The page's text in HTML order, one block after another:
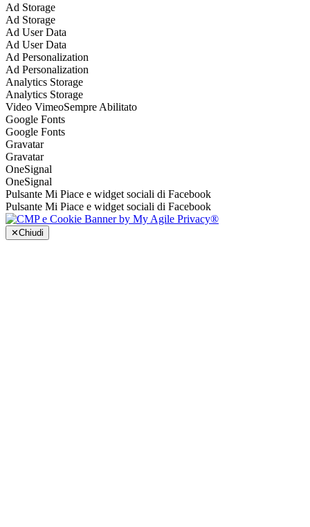
Ad Storage
Ad Storage
Ad User Data
Ad User Data
Ad Personalization
Ad Personalization
Analytics Storage
Analytics Storage
Video VimeoSempre Abilitato
Google Fonts
Google Fonts
Gravatar
Gravatar
OneSignal
OneSignal
Pulsante Mi Piace e widget sociali di Facebook
Pulsante Mi Piace e widget sociali di Facebook
✕Chiudi